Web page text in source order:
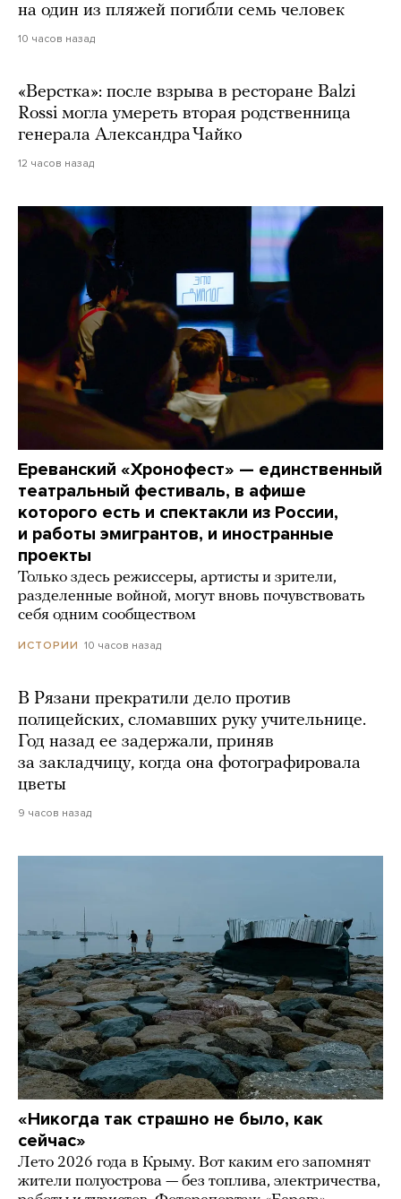
на один из пляжей погибли семь человек
10 часов назад
«Верстка»: после взрыва в ресторане Balzi
Rossi могла умереть вторая родственница
генерала Александра Чайко
12 часов назад
Ереванский «Хронофест» — единственный
театральный фестиваль, в афише
которого есть и спектакли из России,
и работы эмигрантов, и иностранные
проекты
Только здесь режиссеры, артисты и зрители,
разделенные войной, могут вновь почувствовать
себя одним сообществом
ИСТОРИИ 10 часов назад
В Рязани прекратили дело против
полицейских, сломавших руку учительнице.
Год назад ее задержали, приняв
за закладчицу, когда она фотографировала
цветы
9 часов назад
«Никогда так страшно не было, как
сейчас»
Лето 2026 года в Крыму. Вот каким его запомнят
жители полуострова — без топлива, электричества,